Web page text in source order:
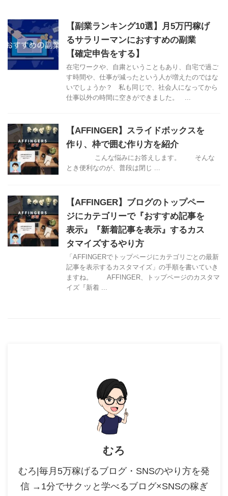
【副業ランキング10選】月5万円稼げ
るサラリーマンにおすすめの副業
【確定申告をする】
在宅ワークや、自粛ということもあり、自宅で過ご
す時間や、仕事が減ったという人が増えたのではな
いでしょうか？ 私も同じで、社会人になってから
仕事以外の時間に空きができました。 ...
【AFFINGER】スライドボックスを
作り、枠で囲む作り方を紹介
こんな悩みにお答えします。 そんな
とき便利なのが、普段は閉じ ...
【AFFINGER】ブログのトップペー
ジにカテゴリーで『おすすめ記事を
表示』『新着記事を表示』するカス
タマイズするやり方
「AFFINGERでトップページにカテゴリごとの最新
記事を表示するカスタマイズ」の手順を書いていき
ますね。 AFFINGER、トップページのカスタマ
イズ『新着 ...
むろ
むろ|毎月5万稼げるブログ・SNSのやり方を発
信 →1分でサクッと学べるブログ×SNSの稼ぎ